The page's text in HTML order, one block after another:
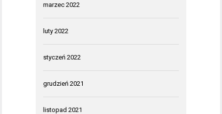
marzec 2022
luty 2022
styczeń 2022
grudzień 2021
listopad 2021